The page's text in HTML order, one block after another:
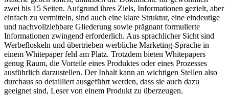
zwei bis 15 Seiten. Aufgrund ihres Ziels, Informationen gezielt, aber
einfach zu vermitteln, sind auch eine klare Struktur, eine eindeutige
und nachvollziehbare Gliederung sowie prägnant formulierte
Informationen zwingend erforderlich. Aus sprachlicher Sicht sind
Werbefloskeln und übertrieben werbliche Marketing-Sprache in
einem Whitepaper fehl am Platz. Trotzdem bieten Whitepapers
genug Raum, die Vorteile eines Produktes oder eines Prozesses
ausführlich darzustellen. Der Inhalt kann an wichtigen Stellen also
durchaus so detailliert ausgeführt werden, dass sie auch dazu
geeignet sind, Leser von einem Produkt zu überzeugen.